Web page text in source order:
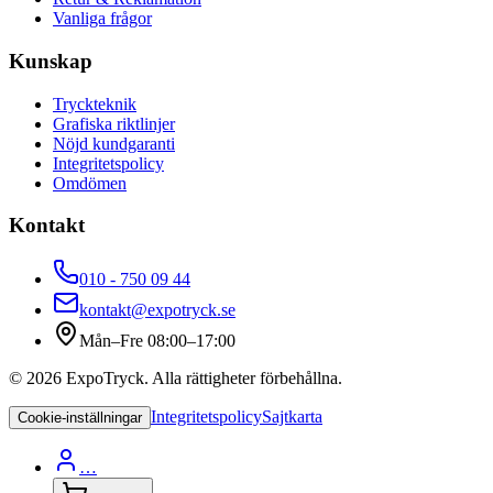
Vanliga frågor
Kunskap
Tryckteknik
Grafiska riktlinjer
Nöjd kundgaranti
Integritetspolicy
Omdömen
Kontakt
010 - 750 09 44
kontakt@expotryck.se
Mån–Fre 08:00–17:00
© 2026 ExpoTryck. Alla rättigheter förbehållna.
Cookie-inställningar IntegritetspolicySajtkarta
…